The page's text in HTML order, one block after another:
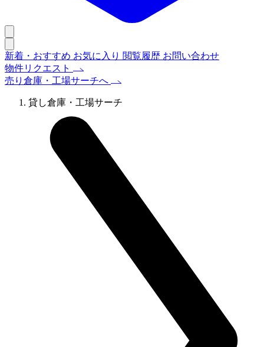
新着・おすすめ お気に入り 閲覧履歴 お問い合わせ
物件リクエスト
売り倉庫・工場サーチへ
貸し倉庫・工場サーチ